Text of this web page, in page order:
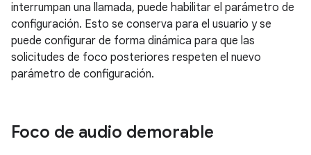
interrumpan una llamada, puede habilitar el parámetro de
configuración. Esto se conserva para el usuario y se
puede configurar de forma dinámica para que las
solicitudes de foco posteriores respeten el nuevo
parámetro de configuración.
Foco de audio demorable